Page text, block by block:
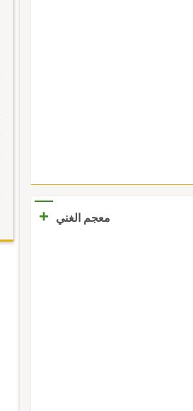
معجم الغني +